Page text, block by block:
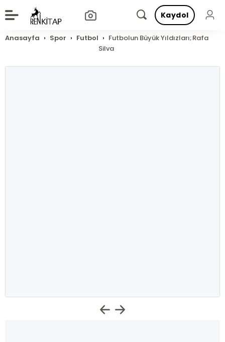
Kaydol
Anasayfa Spor Futbol
Futbolun Büyük Yıldızları;Rafa
Silva